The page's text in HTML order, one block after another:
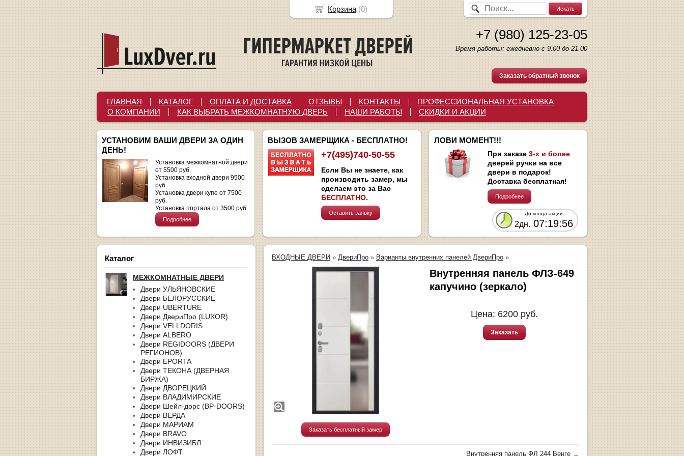
+7 (980) 125-23-05
Время работы: ежедневно с 9.00 до 21.00
Заказать обратный звонок
ГЛАВНАЯ КАТАЛОГ ОПЛАТА И ДОСТАВКА ОТЗЫВЫ КОНТАКТЫ
ПРОФЕССИОНАЛЬНАЯ УСТАНОВКА
О КОМПАНИИ
КАК ВЫБРАТЬ МЕЖКОМНАТНУЮ ДВЕРЬ НАШИ РАБОТЫ СКИДКИ И АКЦИИ
УСТАНОВИМ ВАШИ ДВЕРИ ЗА ОДИН
ДЕНЬ!
Установка межкомнатной двери
от 5500 руб.
Установка входной двери 9500
руб.
Установка двери купе от 7500
руб.
Установка портала от 3500 руб.
Подробнее
ВЫЗОВ ЗАМЕРЩИКА - БЕСПЛАТНО!
+7(495)740-50-55
Если Вы не знаете, как
производить замер, мы
сделаем это за Вас
БЕСПЛАТНО.
Оставить заявку
ЛОВИ МОМЕНТ!!!
При заказе 3-х и более
дверей ручки на все
двери в подарок!
Доставка бесплатная!
Подробнее
До конца акции
2дн. 07:19:55
Каталог
МЕЖКОМНАТНЫЕ ДВЕРИ
Двери УЛЬЯНОВСКИЕ
Двери БЕЛОРУССКИЕ
Двери UBERTURE
Двери ДвериПро (LUXOR)
Двери VELLDORIS
Двери ALBERO
Двери REGIDOORS (ДВЕРИ
РЕГИОНОВ)
Двери EPORTA
Двери ТЕКОНА (ДВЕРНАЯ
БИРЖА)
Двери ДВОРЕЦКИЙ
Двери ВЛАДИМИРСКИЕ
Двери Шейл-дорс (BP-DOORS)
Двери ВЕРДА
Двери МАРИАМ
Двери BRAVO
Двери ИНВИЗИБЛ
Двери ЛОФТ
ВХОДНЫЕ ДВЕРИ » ДвериПро » Варианты внутренних панелей ДвериПро »
Заказать бесплатный замер
Внутренняя панель ФЛЗ-649
капучино (зеркало)
Цена: 6200 руб.
Заказать
Внутренняя панель ФЛ 244 Венге →
Корзина (0)